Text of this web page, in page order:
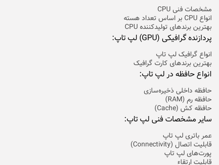
مشخصات فنی CPU
انواع CPU بر اساس تعداد هسته
بهترین برندهای تولیدکننده CPU
پردازنده گرافیکی (GPU) لپ تاپ:
انواع گرافیک لپ تاپ
بهترین برند‌های کارت گرافیک
انواع حافظه در لپ تاپ:
حافظه داخلی ذخیره‌سازی
حافظه رم (RAM)
حافظه کش (Cache)
سایر مشخصات فنی لپ تاپ:
عمر باتری لپ تاپ
قابلیت اتصال (Connectivity)
پورت‌های لپ تاپ
قابلیت ارتقاء